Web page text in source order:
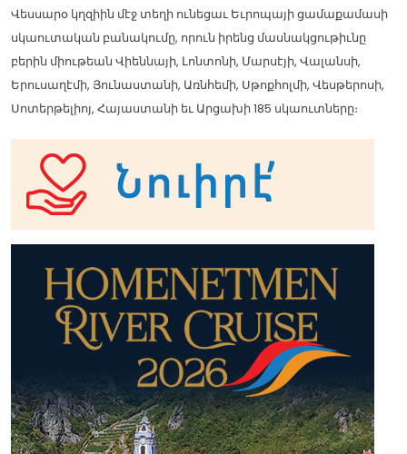
Վեսսարօ կղզիին մէջ տեղի ունեցաւ Եւրոպայի ցամաքամասի
սկաուտական բանակումը, որուն իրենց մասնակցութիւնը
բերին միութեան Վիեննայի, Լոնտոնի, Մարսէյի, Վալանսի,
Երուսաղէմի, Յունաստանի, Առնհեմի, Սթոքհոլմի, Վեսթերոսի,
Սոտերթելիոյ, Հայաստանի եւ Արցախի 185 սկաուտները։